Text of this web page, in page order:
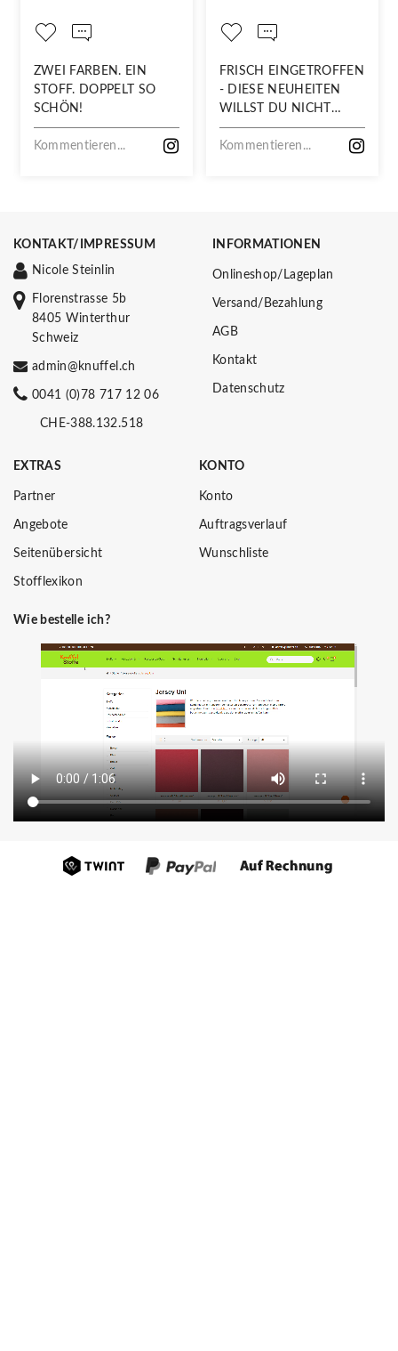
ZWEI FARBEN. EIN
STOFF. DOPPELT SO
SCHÖN!
Kommentieren...
FRISCH EINGETROFFEN
- DIESE NEUHEITEN
WILLST DU NICHT
VERPASSEN!
Kommentieren...
KONTAKT/IMPRESSUM
Nicole Steinlin
Florenstrasse 5b
8405 Winterthur
Schweiz
admin@knuffel.ch
0041 (0)78 717 12 06
CHE-388.132.518
INFORMATIONEN
Onlineshop/Lageplan
Versand/Bezahlung
AGB
Kontakt
Datenschutz
EXTRAS
Partner
Angebote
Seitenübersicht
Stofflexikon
KONTO
Konto
Auftragsverlauf
Wunschliste
Wie bestelle ich?